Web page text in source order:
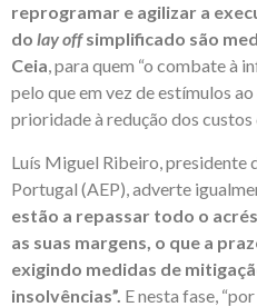
reprogramar e agilizar a
do lay offsimplificado são
Ceia, para quem “o combate à
pelo que em vez de estímulos
prioridade à redução dos custos
Luís Miguel Ribeiro, presidente
Portugal (AEP), adverte
estão a repassar todo o
as suas margens, o que a
exigindo medidas de
insolvências”. E nesta fase,